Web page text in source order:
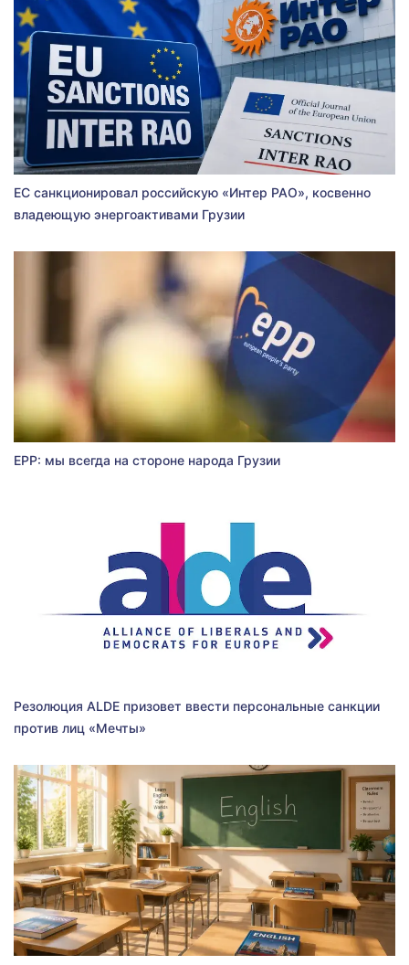
ЕС санкционировал российскую «Интер РАО», косвенно
владеющую энергоактивами Грузии
EPP: мы всегда на стороне народа Грузии
Резолюция ALDE призовет ввести персональные санкции
против лиц «Мечты»